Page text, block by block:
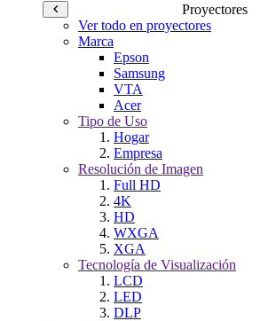
Proyectores
Ver todo en proyectores
Marca
Epson
Samsung
VTA
Acer
Tipo de Uso
Hogar
Empresa
Resolución de Imagen
Full HD
4K
HD
WXGA
XGA
Tecnología de Visualización
LCD
LED
DLP